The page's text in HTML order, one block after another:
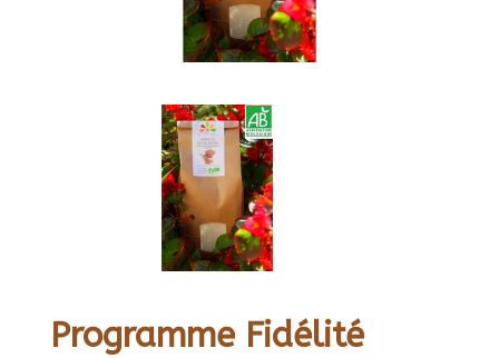
Programme Fidélité